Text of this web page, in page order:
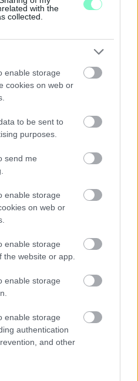
with the
collected.
enable storage
cookies on web or
to be sent to
purposes.
send me
enable storage
on web or
enable storage
the website or app.
enable storage
enable storage
authentication
and other
aki arról tájékoztatta, hogy
nyugodt, harci
biztonságban
adottak a körülmények és
a nagykövetség
részén tartózkodó magyaroktól
azt kérte, hogy vegyék fel a
van, folyamatos a
vezetőivel és a
Ukrajna győzni
is reagált az orosz
szerte a világon, hogy
de senki nem menekül. A
dolgozik. Ukrajna harcol.
győzni fog. Oszd meg az
a hazádban, és szólítsd fel a